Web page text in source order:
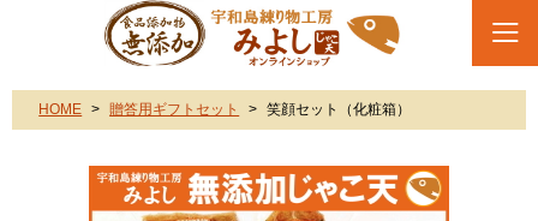
HOME 贈答用ギフトセット 笑顔セット（化粧箱）